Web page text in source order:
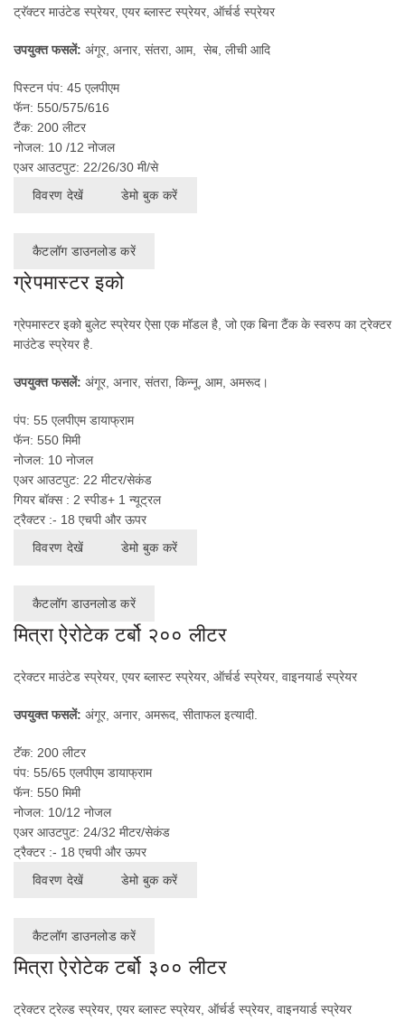
ट्रॅक्टर माउंटेड स्प्रेयर, एयर ब्लास्ट स्प्रेयर, ऑर्चर्ड स्प्रेयर
उपयुक्त फसलें: अंगूर, अनार, संतरा, आम, सेब, लीची आदि
पिस्टन पंप: 45 एलपीएम
फॅन: 550/575/616
टैंक: 200 लीटर
नोजल: 10 /12 नोजल
एअर आउटपुट: 22/26/30 मी/से
विवरण देखें
डेमो बुक करें
कैटलॉग डाउनलोड करें
ग्रेपमास्टर इको
ग्रेपमास्टर इको बुलेट स्प्रेयर ऐसा एक मॉडल है, जो एक बिना टैंक के स्वरुप का ट्रेक्टर
माउंटेड स्प्रेयर है.
उपयुक्त फसलें: अंगूर, अनार, संतरा, किन्नू, आम, अमरूद।
पंप: 55 एलपीएम डायाफ्राम
फॅन: 550 मिमी
नोजल: 10 नोजल
एअर आउटपुट: 22 मीटर/सेकंड
गियर बॉक्स : 2 स्पीड+ 1 न्यूट्रल
ट्रैक्टर :- 18 एचपी और ऊपर
विवरण देखें
डेमो बुक करें
कैटलॉग डाउनलोड करें
मित्रा ऐरोटेक टर्बो २०० लीटर
ट्रेक्टर माउंटेड स्प्रेयर, एयर ब्लास्ट स्प्रेयर, ऑर्चर्ड स्प्रेयर, वाइनयार्ड स्प्रेयर
उपयुक्त फसलें: अंगूर, अनार, अमरूद, सीताफल इत्यादी.
टॅंक: 200 लीटर
पंप: 55/65 एलपीएम डायाफ्राम
फॅन: 550 मिमी
नोजल: 10/12 नोजल
एअर आउटपुट: 24/32 मीटर/सेकंड
ट्रैक्टर :- 18 एचपी और ऊपर
विवरण देखें
डेमो बुक करें
कैटलॉग डाउनलोड करें
मित्रा ऐरोटेक टर्बो ३०० लीटर
ट्रेक्टर ट्रेल्ड स्प्रेयर, एयर ब्लास्ट स्प्रेयर, ऑर्चर्ड स्प्रेयर, वाइनयार्ड स्प्रेयर